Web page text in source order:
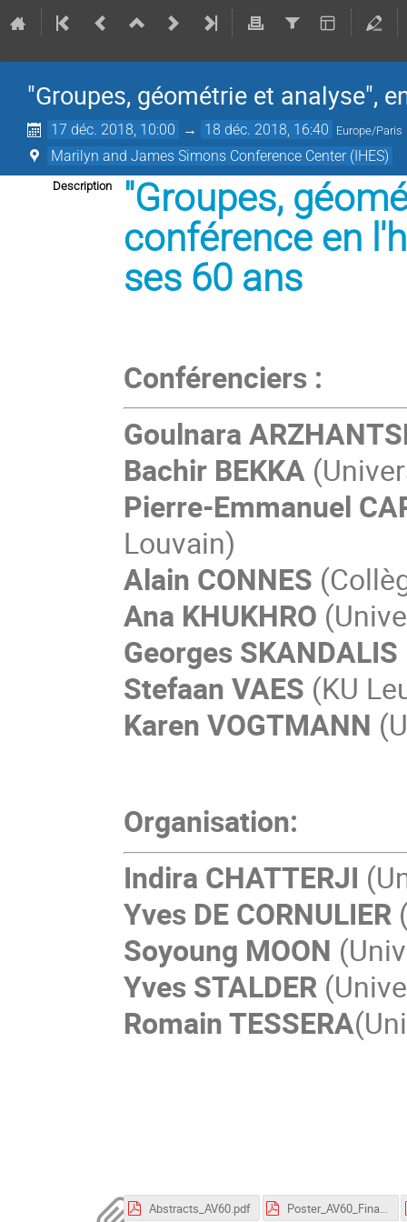
"Groupes, géométrie et analyse",
17 déc. 2018, 10:00 → 18 déc. 2018, 16:40 Europe/Paris
Marilyn and James Simons Conference Center (IHES)
Description
"Groupes,
conférence en
ses 60 ans
Conférenciers :
Goulnara
Bachir BEKKA
Pierre-Emmanuel
Louvain)
Alain CONNES
Ana KHUKHRO
Georges SKANDALIS
Stefaan VAES (KU
Karen VOGTMANN
Organisation:
Indira CHATTERJI
Yves DE CORNULIER
Soyoung MOON
Yves STALDER
Romain TESSERA
Abstracts_AV60.pdf Poster_AV60_Final.pdf